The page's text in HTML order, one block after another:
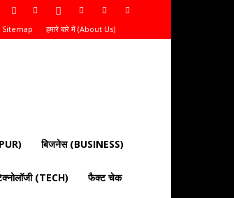
Sitemap हमारे बारे में (About Us)
बिजनेस (BUSINESS)
(TECH) फैक्ट चेक